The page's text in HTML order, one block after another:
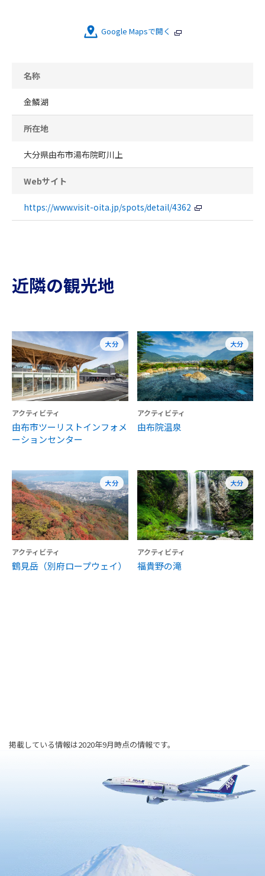
Google Mapsで開く
名称
金鱗湖
所在地
大分県由布市湯布院町川上
Webサイト
https://www.visit-oita.jp/spots/detail/4362
近隣の観光地
大分
アクティビティ
由布市ツーリストインフォメ
ーションセンター
大分
アクティビティ
由布院温泉
大分
アクティビティ
鶴見岳（別府ロープウェイ）
大分
アクティビティ
福貴野の滝
掲載している情報は2020年9月時点の情報です。